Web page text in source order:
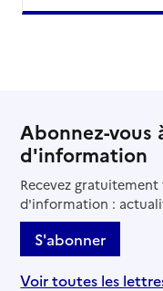
Abonnez-vous
d'information
Recevez
d'information :
S'abonner
Voir toutes les